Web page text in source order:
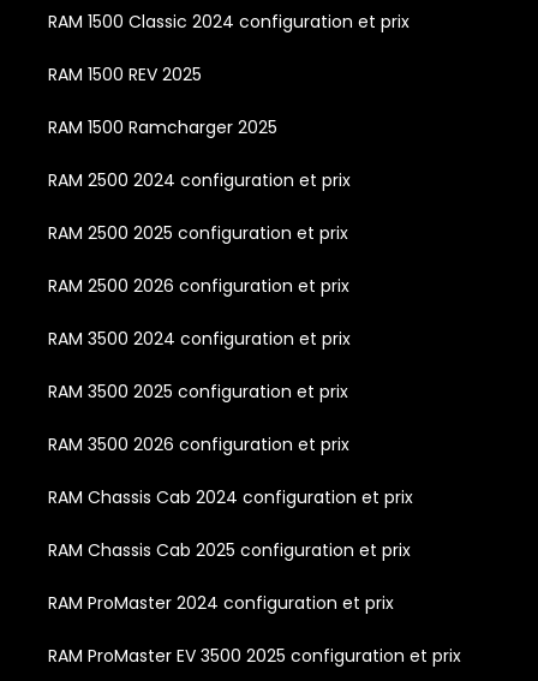
RAM 1500 Classic 2024 configuration et prix
RAM 1500 REV 2025
RAM 1500 Ramcharger 2025
RAM 2500 2024 configuration et prix
RAM 2500 2025 configuration et prix
RAM 2500 2026 configuration et prix
RAM 3500 2024 configuration et prix
RAM 3500 2025 configuration et prix
RAM 3500 2026 configuration et prix
RAM Chassis Cab 2024 configuration et prix
RAM Chassis Cab 2025 configuration et prix
RAM ProMaster 2024 configuration et prix
RAM ProMaster EV 3500 2025 configuration et prix